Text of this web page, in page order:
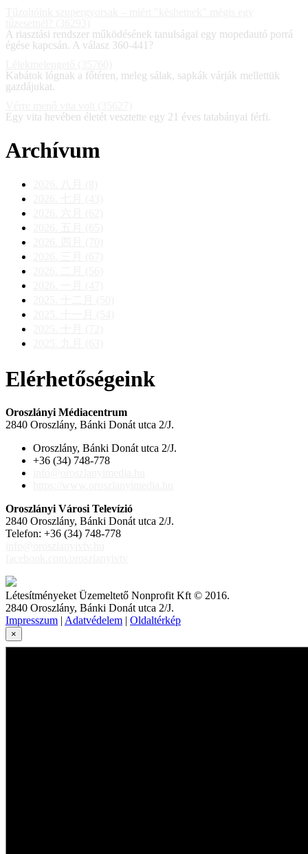
A riasztási rendszer működésének tanulságai egy mopedautó porrá
égése kapcsán. A válasz 360-441?
Kabátok lógnak a főtéren, meleg sálak, sapkák várják mellettük
gazdájukat.
Egy vita hevében életét vesztette egy 21 éves tatabányai férfi.
Archívum
Elérhetőségeink
Oroszlányi Médiacentrum
2840 Oroszlány, Bánki Donát utca 2/J.
Oroszlány, Bánki Donát utca 2/J.
+36 (34) 748-778
Oroszlányi Városi Televízió
2840 Oroszlány, Bánki Donát utca 2/J.
Telefon: +36 (34) 748-778
Létesítményeket Üzemeltető Nonprofit Kft © 2016.
2840 Oroszlány, Bánki Donát utca 2/J.
Impresszum | Adatvédelem | Oldaltérkép
×